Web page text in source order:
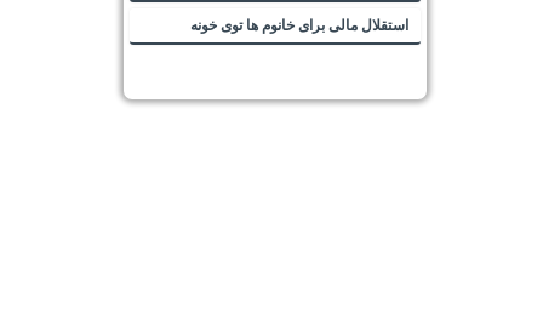
استقلال مالی برای خانوم ها توی خونه